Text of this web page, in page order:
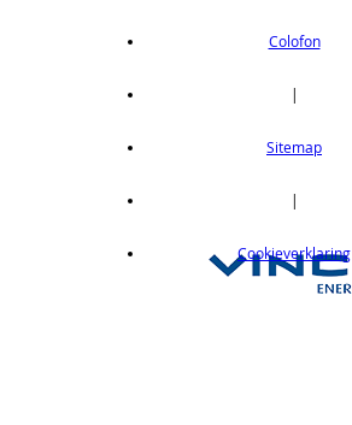
Colofon
|
Sitemap
|
Cookieverklaring